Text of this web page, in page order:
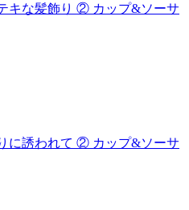
キな髪飾り ② カップ&ソーサ
に誘われて ② カップ&ソーサ